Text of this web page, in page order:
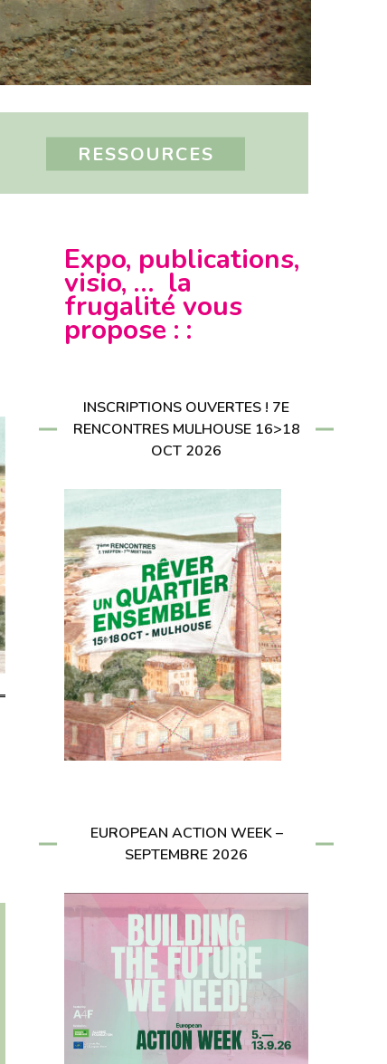
RESSOURCES
Expo, publications,
visio, … la
frugalité vous
propose : :
INSCRIPTIONS OUVERTES ! 7E
RENCONTRES MULHOUSE 16>18
OCT 2026
EUROPEAN ACTION WEEK –
SEPTEMBRE 2026